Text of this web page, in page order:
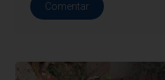
Comentar